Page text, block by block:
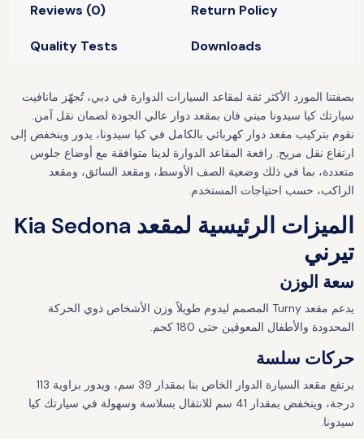
Return Policy
Reviews (0)
Downloads
Quality Tests
بصفتنا المورد الأكثر ثقة لمقاعد السيارات الدوارة في دبي، تُجهّز مانافيت
سيارتك كيا سيدونا ميني فان بمقعد دوار عالي الجودة لضمان نقل آمن.
نقوم بتركيب مقعد دوار كهربائي بالكامل في كيا سيدونا، يدور وينخفض إلى
ارتفاع نقل مريح. رافعة المقاعد الدوارة لدينا متوافقة مع أوضاع جلوس
متعددة، بما في ذلك وضعية الصف الأوسط، ومقعد السائق، ومقعد
الراكب، حسب احتياجات المستخدم.
الميزات الرئيسية لمقعد Kia Sedona
تيرني
سعة الوزن
يدعم مقعد Turny المصمم ليدوم طويلاً وزن الأشخاص ذوي الحركة
المحدودة والأطفال المعوقين حتى 180 كجم.
حركات سلسة
يرتفع مقعد السيارة الدوار الخاص بنا بمقدار 39 سم، ويدور بزاوية 113
درجة، وينخفض بمقدار 41 سم للانتقال بسلاسة وسهولة في سيارتك كيا
سيدونا.